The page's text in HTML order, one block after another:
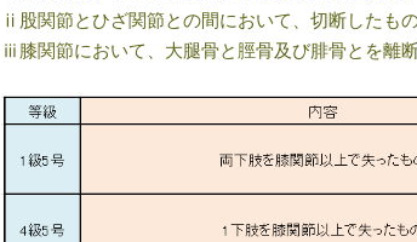
ⅱ股関節とひざ関節との間において、切断したもの
ⅲ膝関節において、大腿骨と脛骨及び腓骨とを離断